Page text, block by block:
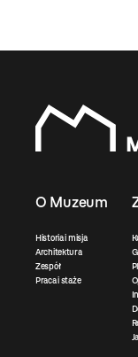
O Muzeum
Historia i misja
Architektura
Zespół
Praca i staże